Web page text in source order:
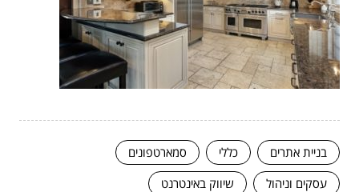
בניית אתרים כללי
סמארטפונים
עסקים וניהול
שיווק באינטרנט